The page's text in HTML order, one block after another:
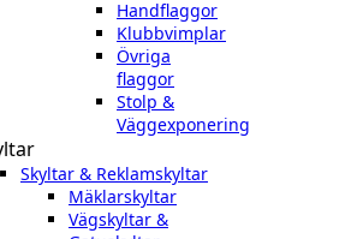
Handflaggor
Klubbvimplar
Övriga
flaggor
Stolp &
Väggexponering
Skyltar & Reklamskyltar
Mäklarskyltar
Vägskyltar &